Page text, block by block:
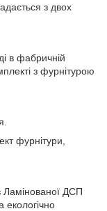
з двох
в фабричній
з фурнітурою
фурнітури,
Ламінованої ДСП
екологічно